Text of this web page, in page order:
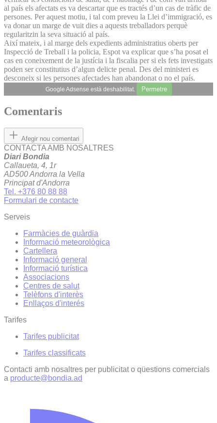
al país els afectats es va descartar que es tractés d’un cas de tràfic de
persones. Per aquest motiu, i tal com preveu la Llei d’immigració, es
va donar un marge de vuit dies a aquests treballadors perquè
regularitzin la seva situació al país.
Així mateix, i al marge dels expedients administratius oberts per
Inspecció de Treball i la policia, Espot va explicar que s’ha posat el
cas en coneixement de la justícia i la fiscalia per si els fets investigats
poden ser constitutius d’algun delicte penal. Des del ministeri es
desconeix si les persones afectades han abandonat o no el país.
Google Adsense està deshabilitat. Permetre
Comentaris
Afegir nou comentari
CONTACTA AMB NOSALTRES
Diari Bondia
Callaueta, 4, 1r
AD500 Andorra la Vella
Principat d'Andorra
Tel. +376 80 88 88
Formulari de contacte
Serveis
Farmàcies de guàrdia
Informació meteorològica
Cartellera
Informació general
Informació turística
Associacions
Centres de salut
Telèfons d'interès
Enllaços d'interés
Tarifes
Tarifes publicitat
Tarifes classificats
Contacti amb nosaltres per publicitat o qüestions comercials
a producte@bondia.ad